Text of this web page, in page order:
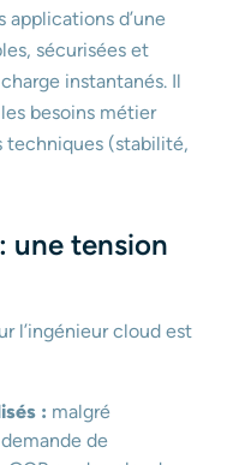
d’une
sécurisées et
instantanés. Il
besoins métier
techniques (stabilité,
une tension
l’ingénieur cloud est
: malgré
de